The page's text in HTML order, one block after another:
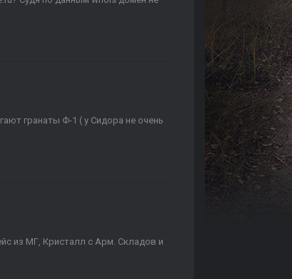
гранаты Ф-1 ( у Сидора не очень
из МГ, Кристалл с Арм. Складов и